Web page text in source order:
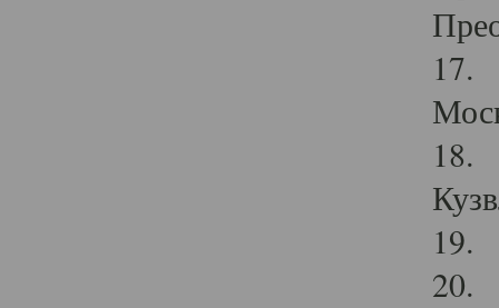
17.
18.
19.
20.